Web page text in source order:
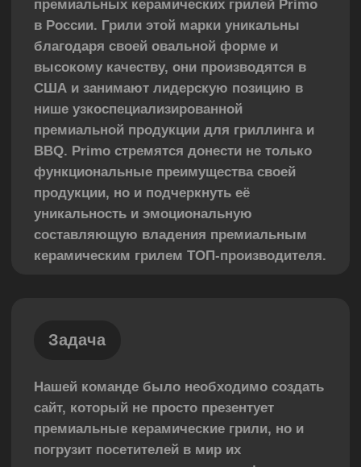
составляющую владения премиальным
керамическим грилем ТОП-производителя.
Нашей команде было необходимо создать
сайт, который не просто презентует
премиальные керамические грили, но и
погрузит посетителей в мир их
эмоции владельцев. Сайт должен был
акцентировать внимание на визуальной
реальных пользователей, чтобы показать
не только характеристики, но и ценность
эксклюзивность.
Задача